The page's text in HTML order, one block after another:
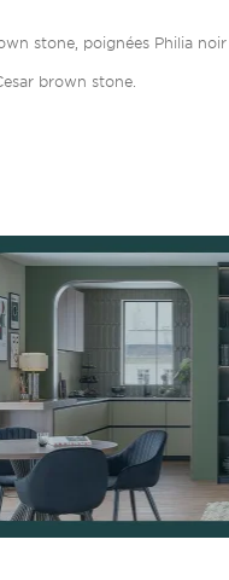
stone, poignées Philia noir
brown stone.